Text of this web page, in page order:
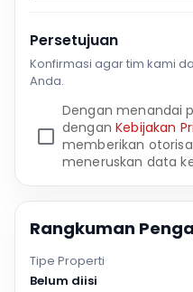
Persetujuan
Konfirmasi agar tim kami
Anda.
Dengan menandai
denganKebijakan
memberikan
meneruskan data
Rangkuman
Tipe Properti
Belum diisi